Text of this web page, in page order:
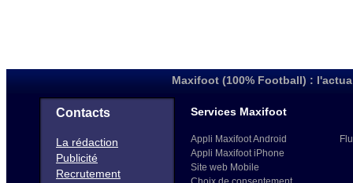
Maxifoot (100% Football) :
Contacts
La rédaction
Publicité
Recrutement
Services Maxifoot
Appli Maxifoot Android
Appli Maxifoot iPhone
Site web Mobile